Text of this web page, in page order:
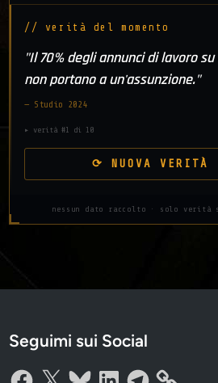
// verità del momento
"Il 70% degli annunci di lavoro
non portano a un'assunzione."
— Studio 2024
▸ verità #1 di 10
⟳ NUOVA VERITÀ
nessun dato raccolto · solo verità
Seguimi sui Social
Facebook
X BlueskyLinkedInTelegram